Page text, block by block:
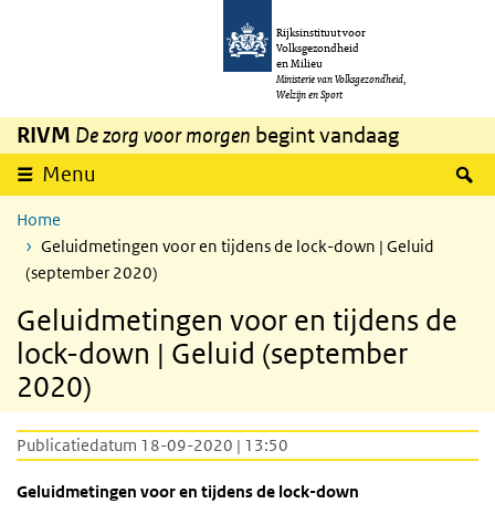
Overslaan en naar de inhoud gaan
Rijksinstituut voor
Volksgezondheid
en Milieu
Ministerie van Volksgezondheid,
Welzijn en Sport
RIVM De zorg voor morgen begint vandaag
Menu
Home
Geluidmetingen voor en tijdens de lock-down | Geluid
(september 2020)
Geluidmetingen voor en tijdens de
lock-down | Geluid (september
2020)
Publicatiedatum 18-09-2020 | 13:50
Geluidmetingen voor en tijdens de lock-down